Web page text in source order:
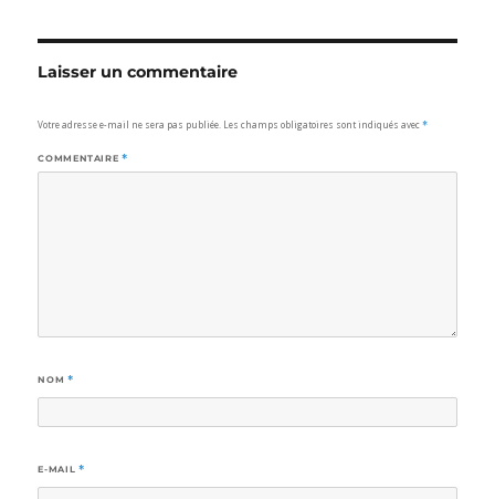
Laisser un commentaire
Votre adresse e-mail ne sera pas publiée. Les champs obligatoires sont indiqués avec*
COMMENTAIRE *
NOM *
E-MAIL *